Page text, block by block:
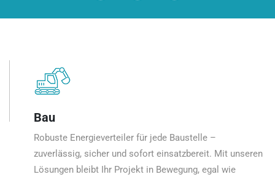
Bau
Robuste Energieverteiler für jede Baustelle –
zuverlässig, sicher und sofort einsatzbereit. Mit unseren
Lösungen bleibt Ihr Projekt in Bewegung, egal wie